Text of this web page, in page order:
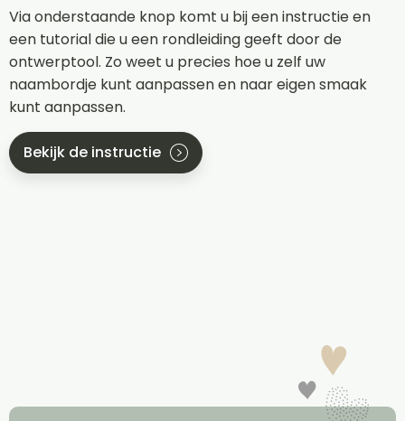
Via onderstaande knop komt u bij een instructie en
een tutorial die u een rondleiding geeft door de
ontwerptool. Zo weet u precies hoe u zelf uw
naambordje kunt aanpassen en naar eigen smaak
kunt aanpassen.
Bekijk de instructie